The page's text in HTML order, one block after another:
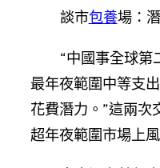
談市包養場：
“中國事全球第
最年夜範圍中等支
花費潛力。”這兩次
超年夜範圍市場上風